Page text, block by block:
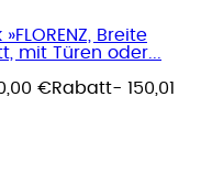
Breite
mit Türen oder...
€Rabatt- 150,01